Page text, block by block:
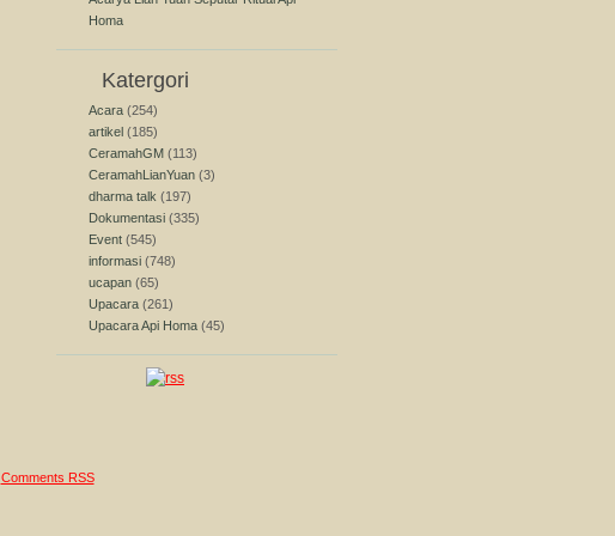
Homa
Katergori
Acara (254)
artikel (185)
CeramahGM (113)
CeramahLianYuan (3)
dharma talk (197)
Dokumentasi (335)
Event (545)
informasi (748)
ucapan (65)
Upacara (261)
Upacara Api Homa (45)
Comments RSS